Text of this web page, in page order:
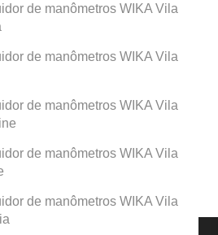
de manômetros WIKA Vila
de manômetros WIKA Vila
de manômetros WIKA Vila
de manômetros WIKA Vila
de manômetros WIKA Vila